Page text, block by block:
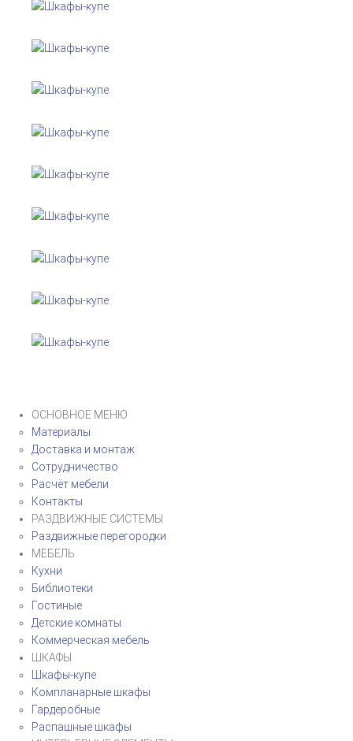
ОСНОВНОЕ МЕНЮ
Материалы
Доставка и монтаж
Сотрудничество
Расчёт мебели
Контакты
РАЗДВИЖНЫЕ СИСТЕМЫ
Раздвижные перегородки
МЕБЕЛЬ
Кухни
Библиотеки
Гостиные
Детские комнаты
Коммерческая мебель
ШКАФЫ
Шкафы-купе
Компланарные шкафы
Гардеробные
Распашные шкафы